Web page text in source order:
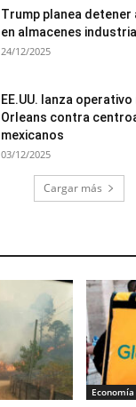
Trump planea detener
en almacenes
24/12/2025
EE.UU. lanza
Orleans contra
mexicanos
03/12/2025
Cargar más
Economía